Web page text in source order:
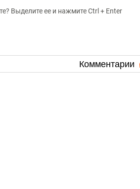
Выделите ее и нажмите Ctrl + Enter
Комментарии